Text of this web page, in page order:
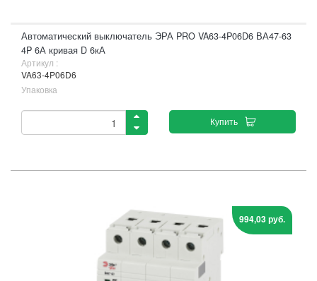
Автоматический выключатель ЭРА PRO VA63-4P06D6 ВА47-63
4P 6А кривая D 6кА
Артикул :
VA63-4P06D6
Упаковка
Купить
994,03 руб.